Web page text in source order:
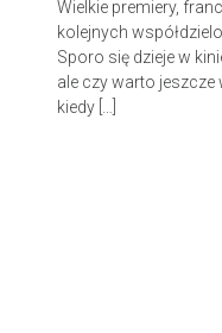
Wielkie premiery,
kolejnych
Sporo się dzieje w
ale czy warto
kiedy […]